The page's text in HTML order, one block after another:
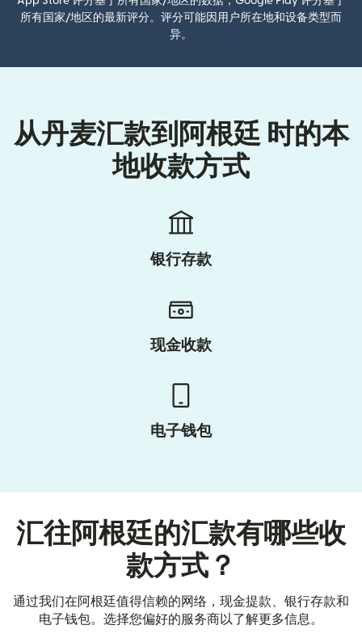
所有国家/地区的最新评分。评分可能因用户所在地和设备类型而
异。
从丹麦汇款到阿根廷 时的本
地收款方式
银行存款
现金收款
电子钱包
汇往阿根廷的汇款有哪些收
款方式？
通过我们在阿根廷值得信赖的网络，现金提款、银行存款和
电子钱包。选择您偏好的服务商以了解更多信息。